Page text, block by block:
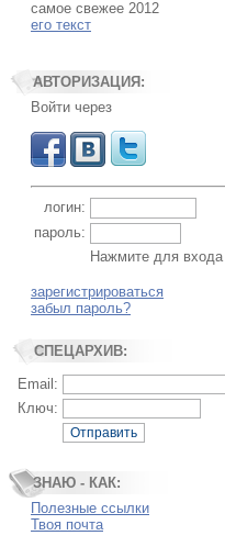
самое свежее 2012
его текст
АВТОРИЗАЦИЯ:
Войти через
логин:
пароль:
Нажмите для входа
зарегистрироваться
забыл пароль?
СПЕЦАРХИВ:
Email:
Ключ:
Отправить
ЗНАЮ - КАК:
Полезные ссылки
Твоя почта